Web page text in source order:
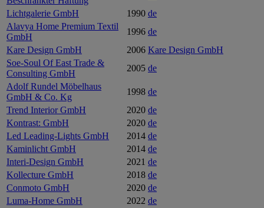
Lichtgalerie GmbH
1990 de
Alavya Home Premium Textil
GmbH
1996 de
Kare Design GmbH
2006 Kare Design GmbH
Soe-Soul Of East Trade &
Consulting GmbH
2005 de
Adolf Rundel Möbelhaus
GmbH & Co. Kg
1998 de
Trend Interior GmbH
2020 de
Kontrast: GmbH
2020 de
Led Leading-Lights GmbH
2014 de
Kaminlicht GmbH
2014 de
Interi-Design GmbH
2021 de
Kollecture GmbH
2018 de
Conmoto GmbH
2020 de
Luma-Home GmbH
2022 de